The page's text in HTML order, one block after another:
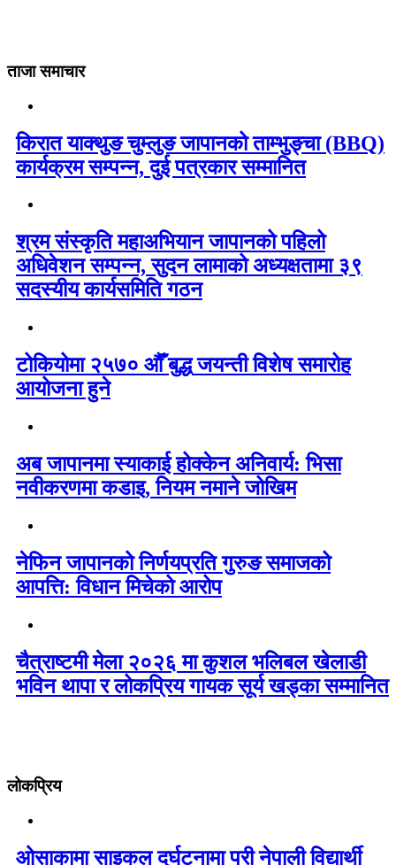
ताजा समाचार
किरात याक्थुङ चुम्लुङ जापानको ताम्भुङ्चा (BBQ)
कार्यक्रम सम्पन्न, दुई पत्रकार सम्मानित
श्रम संस्कृति महाअभियान जापानको पहिलो
अधिवेशन सम्पन्न, सुदन लामाको अध्यक्षतामा ३९
सदस्यीय कार्यसमिति गठन
टोकियोमा २५७० औँ बुद्ध जयन्ती विशेष समारोह
आयोजना हुने
अब जापानमा स्याकाई होक्केन अनिवार्य: भिसा
नवीकरणमा कडाइ, नियम नमाने जोखिम
नेफिन जापानको निर्णयप्रति गुरुङ समाजको
आपत्ति: विधान मिचेको आरोप
चैत्राष्टमी मेला २०२६ मा कुशल भलिबल खेलाडी
भविन थापा र लोकप्रिय गायक सूर्य खड्का सम्मानित
लोकप्रिय
ओसाकामा साइकल दुर्घटनामा परी नेपाली विद्यार्थी